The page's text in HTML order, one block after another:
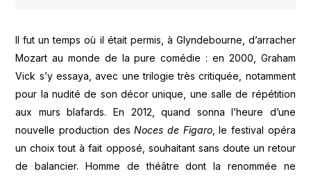
Il fut un temps où il était permis, à Glyndebourne, d’arracher
Mozart au monde de la pure comédie : en 2000, Graham
Vick s’y essaya, avec une trilogie très critiquée, notamment
pour la nudité de son décor unique, une salle de répétition
aux murs blafards. En 2012, quand sonna l’heure d’une
nouvelle production desNoces de Figaro, le festival opéra
un choix tout à fait opposé, souhaitant sans doute un retour
de balancier. Homme de théâtre dont la renommée ne